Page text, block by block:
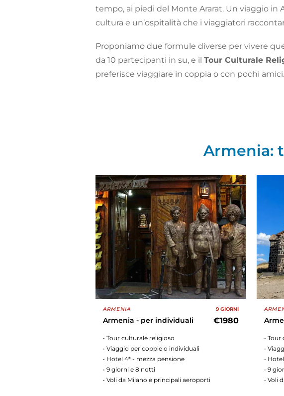
tempo, ai piedi del Monte Ararat. Un viaggio in
cultura e un’ospitalità che i viaggiatori
Proponiamo due formule diverse per vivere
da 10 partecipanti in su, e il Tour Culturale
preferisce viaggiare in coppia o con pochi amici.
Armenia:
ARMENIA
Armenia - per individuali
9 GIORNI
€1980
• Tour culturale religioso
• Viaggio per coppie o individuali
• Hotel 4* - mezza pensione
• 9 giorni e 8 notti
• Voli da Milano e principali aeroporti
•
•
•
• 9
• Voli